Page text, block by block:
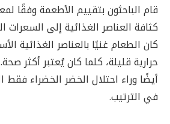
قام الباحثون بتقييم الأطعمة وفقًا
كثافة العناصر الغذائية إلى السعرات
كان الطعام غنيًا بالعناصر الغذائية
حرارية قليلة، كلما كان يُعتبر أكثر
أيضًا وراء احتلال الخضر الخضراء فقط
في الترتيب.